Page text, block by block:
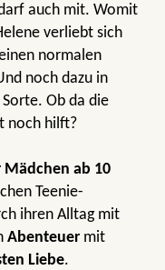
auch mit. Womit
verliebt sich
normalen
noch dazu in
Ob da die
noch hilft?
Mädchen ab 10
Teenie-
ihren Alltag mit
Abenteuer mit
Liebe.